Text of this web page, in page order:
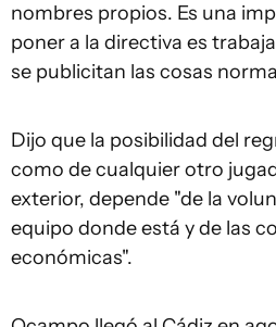
nombres propios. Es una
poner a la directiva es
se publicitan las cosas
Dijo que la posibilidad del
como de cualquier otro
exterior, depende "de la
equipo donde está y de las
económicas".